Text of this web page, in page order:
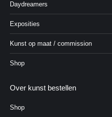
Daydreamers
Exposities
Kunst op maat / commission
Shop
Over kunst bestellen
Shop